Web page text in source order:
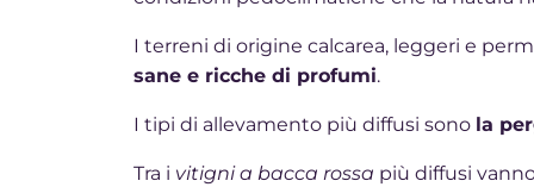
I terreni di origine calcarea, leggeri e
sane e ricche di profumi.
I tipi di allevamento più diffusi sono la
Tra i vitigni a bacca rossa più diffusi